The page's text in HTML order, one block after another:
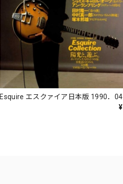
Esquire エスクァイア日本版 1990．